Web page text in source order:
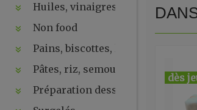
Huiles, vinaigres, sauces
Non food
Pains, biscottes, levures, ...
Pâtes, riz, semoules
Préparation desserts, ....
dès